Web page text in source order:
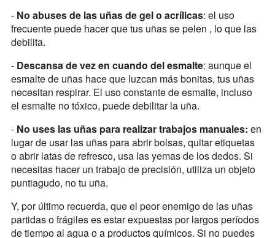
- No abuses de las uñas de gel o acrílicas: el uso
frecuente puede hacer que tus uñas se pelen , lo que las
debilita.
- Descansa de vez en cuando del esmalte: aunque el
esmalte de uñas hace que luzcan más bonitas, tus uñas
necesitan respirar. El uso constante de esmalte, incluso
el esmalte no tóxico, puede debilitar la uña.
- No uses las uñas para realizar trabajos manuales: en
lugar de usar las uñas para abrir bolsas, quitar etiquetas
o abrir latas de refresco, usa las yemas de los dedos. Si
necesitas hacer un trabajo de precisión, utiliza un objeto
puntiagudo, no tu uña.
Y, por último recuerda, que el peor enemigo de las uñas
partidas o frágiles es estar expuestas por largos períodos
de tiempo al agua o a productos químicos. Si no puedes